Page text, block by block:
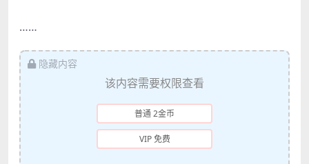
……
隐藏内容
该内容需要权限查看
普通 2金币
VIP 免费